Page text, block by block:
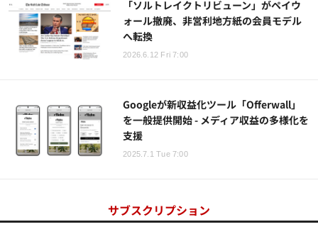
「ソルトレイクトリビューン」がペイウ
ォール撤廃、非営利地方紙の会員モデル
へ転換
2026.6.12 Fri 7:00
Googleが新収益化ツール「Offerwall」
を一般提供開始 - メディア収益の多様化を
支援
2025.7.1 Tue 7:00
サブスクリプション